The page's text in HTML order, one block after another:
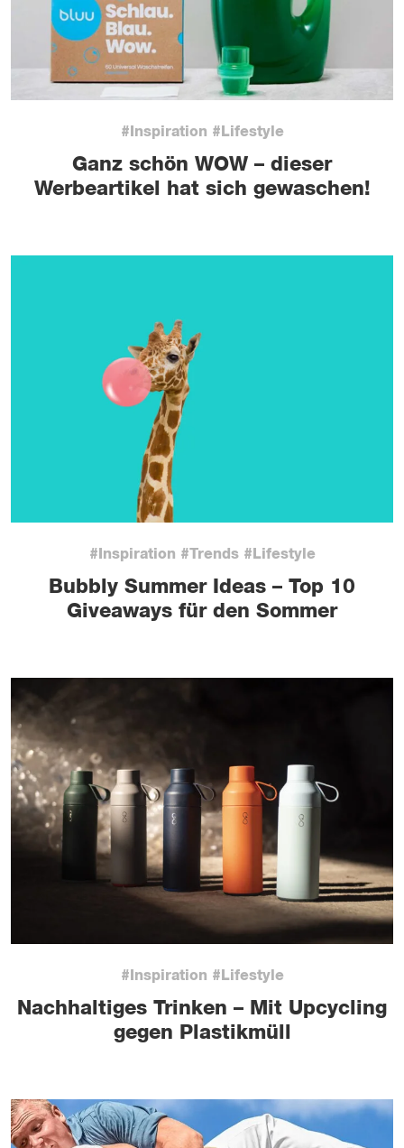
#Inspiration #Lifestyle
Ganz schön WOW – dieser
Werbeartikel hat sich gewaschen!
#Inspiration #Trends #Lifestyle
Bubbly Summer Ideas – Top 10
Giveaways für den Sommer
#Inspiration #Lifestyle
Nachhaltiges Trinken – Mit Upcycling
gegen Plastikmüll